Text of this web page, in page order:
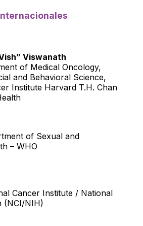
Viswanath
of Medical Oncology,
and Behavioral Science,
Institute Harvard T.H. Chan
of Sexual and
– WHO
Cancer Institute / National
(NCI/NIH)